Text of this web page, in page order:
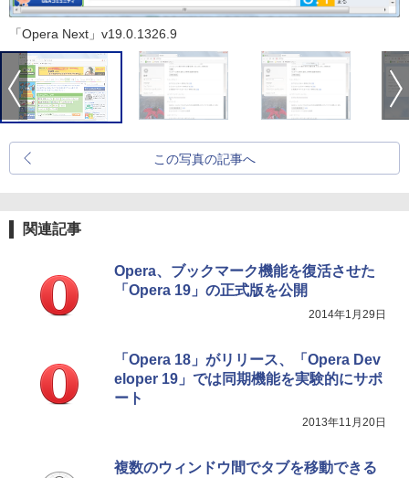
「Opera Next」v19.0.1326.9
この写真の記事へ
関連記事
Opera、ブックマーク機能を復活させた
「Opera 19」の正式版を公開
2014年1月29日
「Opera 18」がリリース、「Opera Dev
eloper 19」では同期機能を実験的にサポ
ート
2013年11月20日
複数のウィンドウ間でタブを移動できる